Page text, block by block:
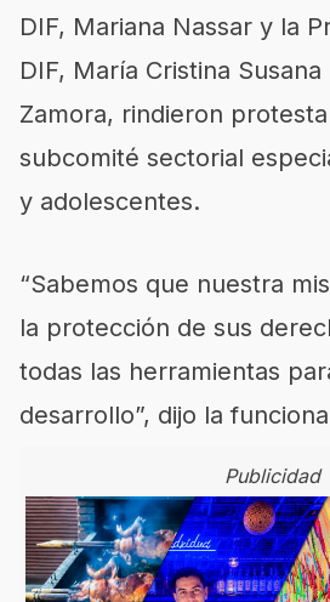
DIF, Mariana Nassar y la
DIF, María Cristina
Zamora, rindieron
subcomité sectorial
y adolescentes.
“Sabemos que nuestra
la protección de sus
todas las herramientas
desarrollo”, dijo la
Publicidad